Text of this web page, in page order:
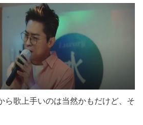
ら歌上手いのは当然かもだけど、そ